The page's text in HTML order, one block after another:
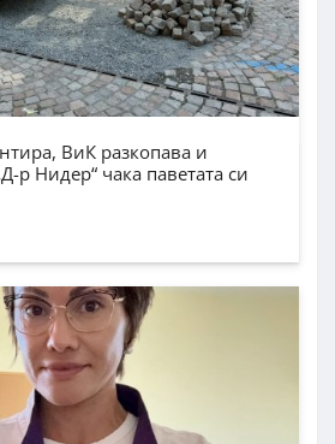
ВиК разкопава и
р Нидер“ чака паветата си